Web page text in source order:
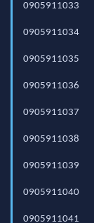
0905911033
0905911034
0905911035
0905911036
0905911037
0905911038
0905911039
0905911040
0905911041